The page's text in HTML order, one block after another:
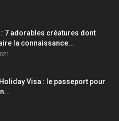
: 7 adorables créatures dont
la connaissance...
Visa : le passeport pour